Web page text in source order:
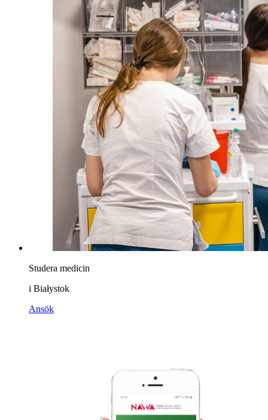
Studera medicin
i Białystok
Ansök